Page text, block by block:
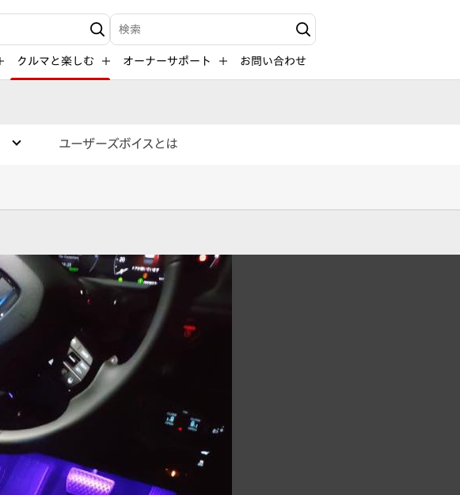
検索キーワード入力
クルマと楽しむ オーナーサポート お問い合わせ
ユーザーズボイスとは